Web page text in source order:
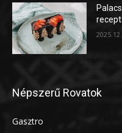
recept
Népszerű Rovatok
Gasztro